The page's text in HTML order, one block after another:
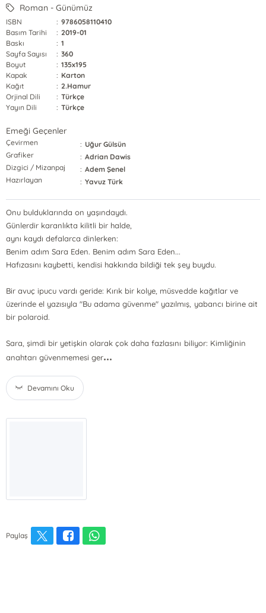
Roman - Günümüz
ISBN : 9786058110410
Basım Tarihi
: 2019-01
Baskı
: 1
Sayfa Sayısı
: 360
Boyut
: 135x195
Kapak
: Karton
Kağıt
: 2.Hamur
Orjinal Dili
: Türkçe
Yayın Dili
: Türkçe
Emeği Geçenler
Çevirmen : Uğur Gülsün
Grafiker
: Adrian Dawis
Dizgici / Mizanpaj
: Adem Şenel
Hazırlayan
: Yavuz Türk
Onu bulduklarında on yaşındaydı.
Günlerdir karanlıkta kilitli bir halde,
aynı kaydı defalarca dinlerken:
Benim adım Sara Eden. Benim adım Sara Eden...
Hafızasını kaybetti, kendisi hakkında bildiği tek şey buydu.
Bir avuç ipucu vardı geride: Kırık bir kolye, müsvedde kağıtlar ve
üzerinde el yazısıyla "Bu adama güvenme" yazılmış, yabancı birine ait
bir polaroid.
Sara, şimdi bir yetişkin olarak çok daha fazlasını biliyor: Kimliğinin
anahtarı güvenmemesi ger...
Devamını Oku
Paylaş